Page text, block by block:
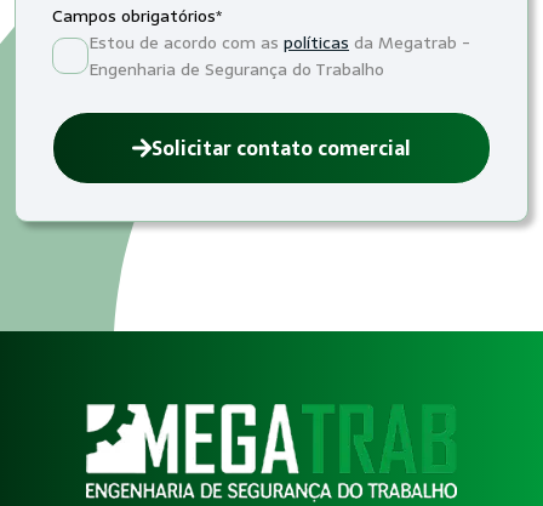
Campos obrigatórios*
Estou de acordo com as políticas da Megatrab -
Engenharia de Segurança do Trabalho
Solicitar contato comercial